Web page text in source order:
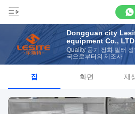
Dongguan city
equipment Co., LTD
Quality 공기 정화 필터
국으로부터의 제조사
집 화면 재